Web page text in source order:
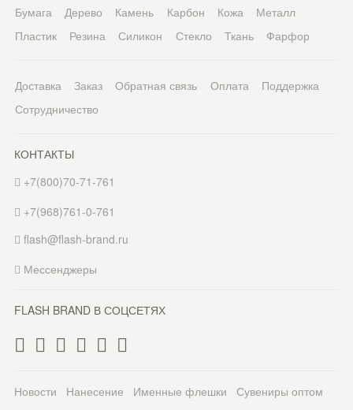
Бумага Дерево Камень Карбон Кожа
Металл
Пластик
Резина Силикон Стекло Ткань Фарфор
Доставка Заказ Обратная связь Оплата
Поддержка
Сотрудничество
КОНТАКТЫ
+7(800)70-71-761
+7(968)761-0-761
flash@flash-brand.ru
Мессенджеры
FLASH BRAND В СОЦСЕТЯХ
Новости Нанесение Именные флешки Сувениры оптом